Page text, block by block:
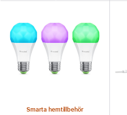
Smarta hemtillbehör